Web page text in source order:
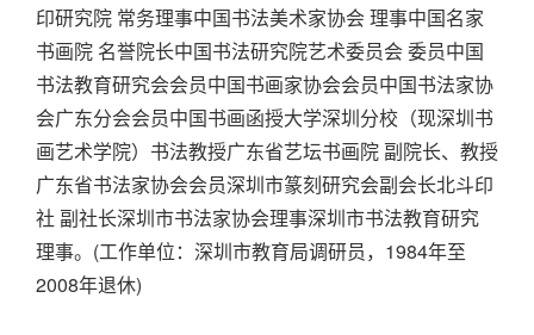
印研究院 常务理事中国书法美术家协会 理事中国名家
书画院 名誉院长中国书法研究院艺术委员会 委员中国
书法教育研究会会员中国书画家协会会员中国书法家协
会广东分会会员中国书画函授大学深圳分校（现深圳书
画艺术学院）书法教授广东省艺坛书画院 副院长、教授
广东省书法家协会会员深圳市篆刻研究会副会长北斗印
社 副社长深圳市书法家协会理事深圳市书法教育研究
理事。(工作单位：深圳市教育局调研员，1984年至
2008年退休)